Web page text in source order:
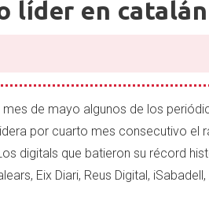
líder en catalán
de mayo algunos de los
por cuarto mes consecutivo el
digitals que batieron su récord
Eix Diari, Reus Digital,